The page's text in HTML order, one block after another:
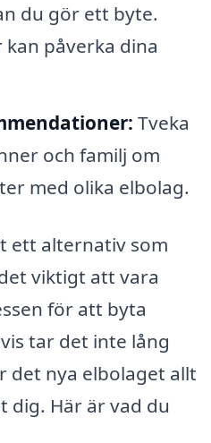
du gör ett byte.
påverka dina
Tveka
och familj om
med olika elbolag.
ett alternativ som
viktigt att vara
för att byta
tar det inte lång
det nya elbolaget allt
dig. Här är vad du